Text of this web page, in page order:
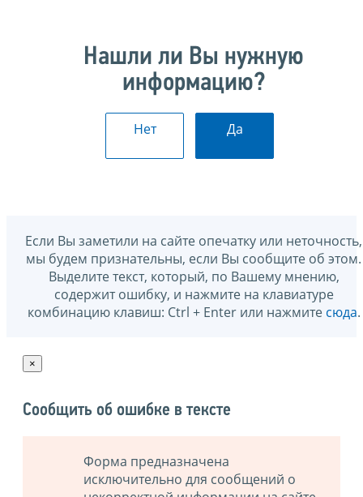
Нашли ли Вы нужную
информацию?
Нет Да
Если Вы заметили на сайте опечатку или неточность,
мы будем признательны, если Вы сообщите об этом.
Выделите текст, который, по Вашему мнению,
содержит ошибку, и нажмите на клавиатуре
комбинацию клавиш: Ctrl + Enter или нажмите сюда.
×
Сообщить об ошибке в тексте
Форма предназначена
исключительно для сообщений о